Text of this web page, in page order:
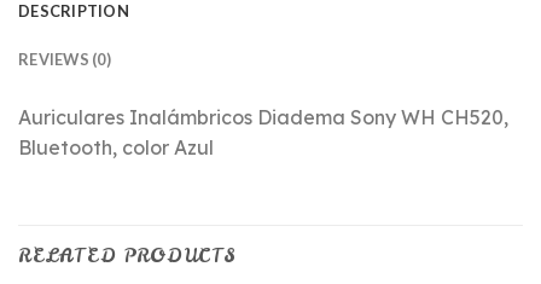
DESCRIPTION
REVIEWS (0)
Auriculares Inalámbricos Diadema Sony WH CH520,
Bluetooth, color Azul
RELATED PRODUCTS